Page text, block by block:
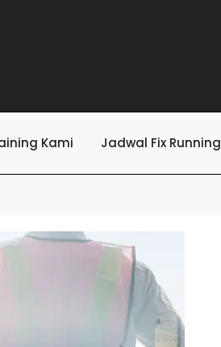
Kami Jadwal Fix Running